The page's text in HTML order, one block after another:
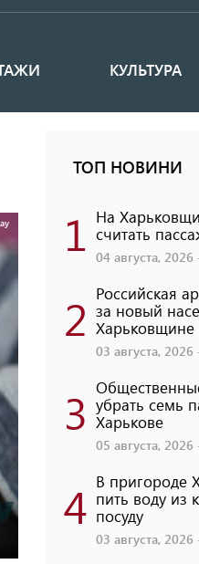
КУЛЬТУРА
ТОП НОВИНИ
1 На
считать
04 августа,
2 Российская
за новый
Харьковщине
03 августа,
3 убрать семь
Харькове
05 августа,
4 В пригороде
пить воду из
посуду
03 августа,